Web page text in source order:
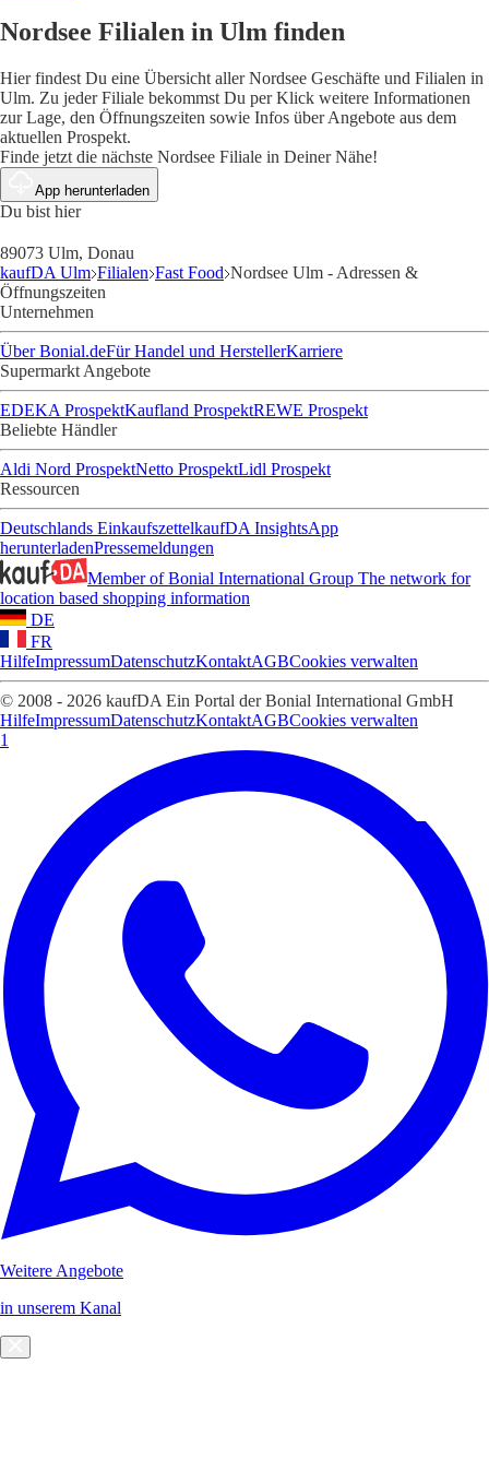
Nordsee Filialen in Ulm finden
Hier findest Du eine Übersicht aller Nordsee Geschäfte und Filialen in
Ulm. Zu jeder Filiale bekommst Du per Klick weitere Informationen
zur Lage, den Öffnungszeiten sowie Infos über Angebote aus dem
aktuellen Prospekt.
Finde jetzt die nächste Nordsee Filiale in Deiner Nähe!
App herunterladen
Du bist hier
89073 Ulm, Donau
kaufDA Ulm Filialen Fast Food Nordsee Ulm - Adressen &
Öffnungszeiten
Unternehmen
Über Bonial.deFür Handel und HerstellerKarriere
Supermarkt Angebote
EDEKA ProspektKaufland ProspektREWE Prospekt
Beliebte Händler
Aldi Nord ProspektNetto ProspektLidl Prospekt
Ressourcen
Deutschlands EinkaufszettelkaufDA InsightsApp
herunterladenPressemeldungen
Member of Bonial International Group The network for
location based shopping information
DE
FR
HilfeImpressumDatenschutzKontaktAGBCookies verwalten
© 2008 - 2026 kaufDA Ein Portal der Bonial International GmbH
HilfeImpressumDatenschutzKontaktAGBCookies verwalten
1
Weitere Angebote
in unserem Kanal